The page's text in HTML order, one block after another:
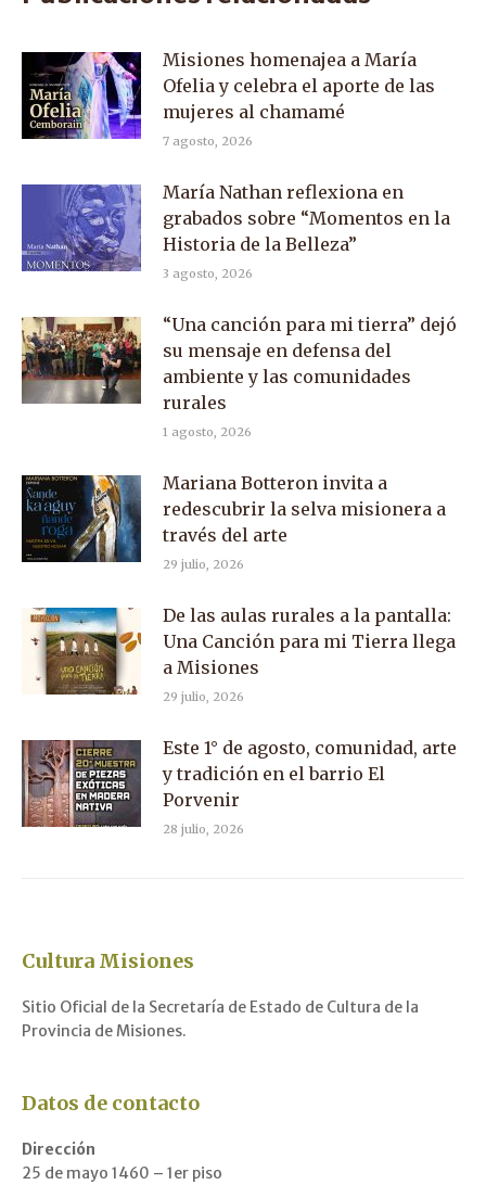
Misiones homenajea a María
Ofelia y celebra el aporte de las
mujeres al chamamé
7 agosto, 2026
María Nathan reflexiona en
grabados sobre “Momentos en la
Historia de la Belleza”
3 agosto, 2026
“Una canción para mi tierra” dejó
su mensaje en defensa del
ambiente y las comunidades
rurales
1 agosto, 2026
Mariana Botteron invita a
redescubrir la selva misionera a
través del arte
29 julio, 2026
De las aulas rurales a la pantalla:
Una Canción para mi Tierra llega
a Misiones
29 julio, 2026
Este 1° de agosto, comunidad, arte
y tradición en el barrio El
Porvenir
28 julio, 2026
Cultura Misiones
Sitio Oficial de la Secretaría de Estado de Cultura de la
Provincia de Misiones.
Datos de contacto
Dirección
25 de mayo 1460 – 1er piso